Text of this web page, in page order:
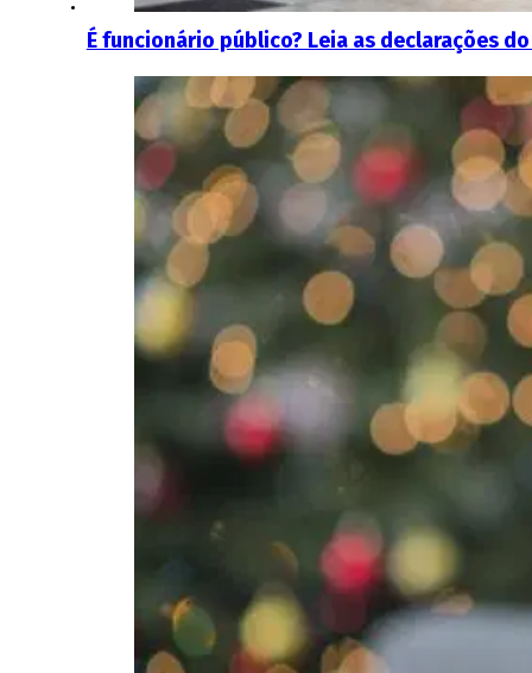
É funcionário público? Leia as declarações